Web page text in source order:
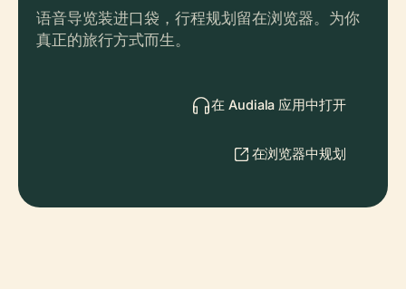
语音导览装进口袋，行程规划留在浏览器。为你
真正的旅行方式而生。
在 Audiala 应用中打开
在浏览器中规划